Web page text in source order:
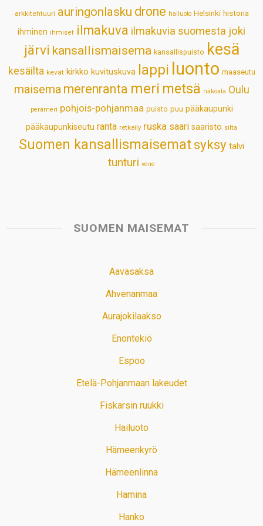
p
k
n
s
t
arkkitehtuuri auringonlasku drone hailuoto Helsinki historia
ihminen ihmiset ilmakuva ilmakuvia suomesta joki
järvi kansallismaisema kansallispuisto kesä
kesäilta kevät kirkko kuvituskuva lappi luonto maaseutu
maisema merenranta meri metsä näköala Oulu
perämeri pohjois-pohjanmaa puisto puu pääkaupunki
pääkaupunkiseutu ranta retkeily ruska saari saaristo silta
Suomen kansallismaisematsyksy talvi
tunturi vene
SUOMEN MAISEMAT
Aavasaksa
Ahvenanmaa
Aurajokilaakso
Enontekiö
Espoo
Etelä-Pohjanmaan lakeudet
Fiskarsin ruukki
Hailuoto
Hämeenkyrö
Hämeenlinna
Hamina
Hanko